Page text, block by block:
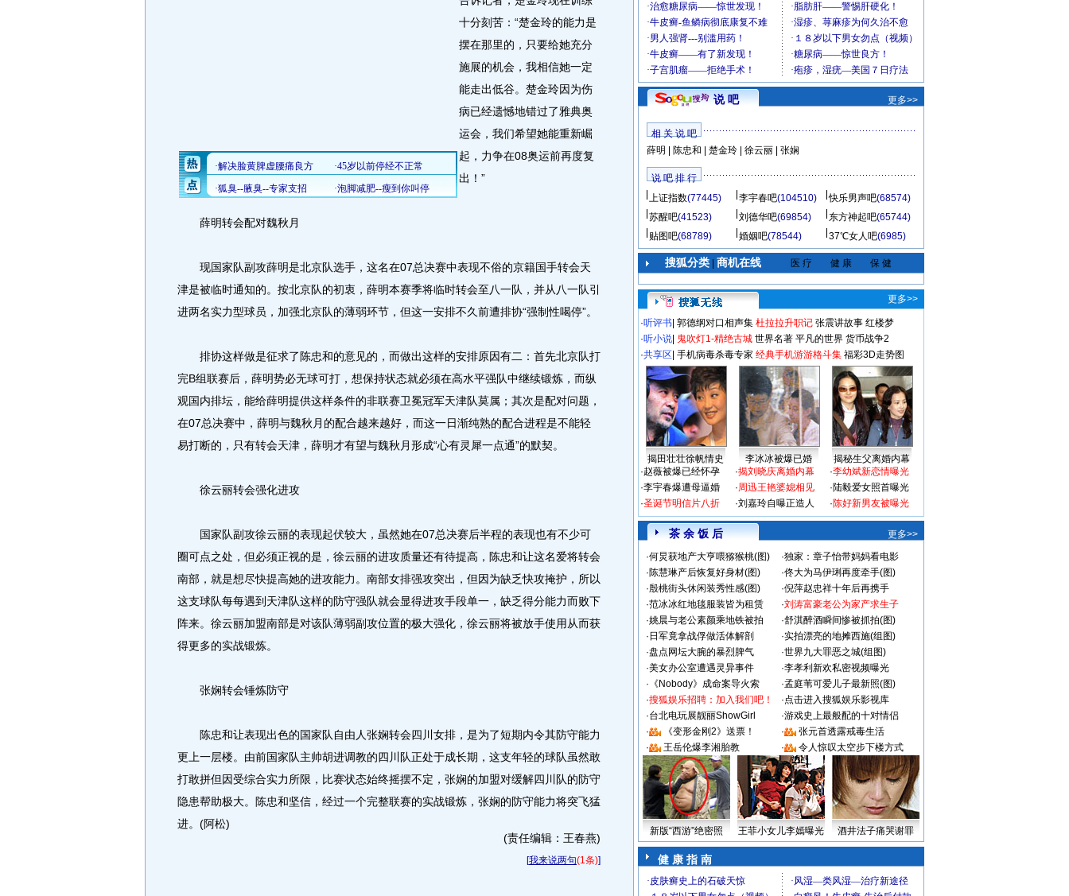
十分刻苦：“楚金玲的能力是
摆在那里的，只要给她充分
施展的机会，我相信她一定
能走出低谷。楚金玲因为伤
病已经遗憾地错过了雅典奥
运会，我们希望她能重新崛
起，力争在08奥运前再度复
出！”
薛明转会配对魏秋月
现国家队副攻薛明是北京队选手，这名在07总决赛中表现不俗的京籍国手转会天
津是被临时通知的。按北京队的初衷，薛明本赛季将临时转会至八一队，并从八一队引
进两名实力型球员，加强北京队的薄弱环节，但这一安排不久前遭排协“强制性喝停”。
排协这样做是征求了陈忠和的意见的，而做出这样的安排原因有二：首先北京队打
完B组联赛后，薛明势必无球可打，想保持状态就必须在高水平强队中继续锻炼，而纵
观国内排坛，能给薛明提供这样条件的非联赛卫冕冠军天津队莫属；其次是配对问题，
在07总决赛中，薛明与魏秋月的配合越来越好，而这一日渐纯熟的配合进程是不能轻
易打断的，只有转会天津，薛明才有望与魏秋月形成“心有灵犀一点通”的默契。
徐云丽转会强化进攻
国家队副攻徐云丽的表现起伏较大，虽然她在07总决赛后半程的表现也有不少可
圈可点之处，但必须正视的是，徐云丽的进攻质量还有待提高，陈忠和让这名爱将转会
南部，就是想尽快提高她的进攻能力。南部女排强攻突出，但因为缺乏快攻掩护，所以
这支球队每每遇到天津队这样的防守强队就会显得进攻手段单一，缺乏得分能力而败下
阵来。徐云丽加盟南部是对该队薄弱副攻位置的极大强化，徐云丽将被放手使用从而获
得更多的实战锻炼。
张娴转会锤炼防守
陈忠和让表现出色的国家队自由人张娴转会四川女排，是为了短期内令其防守能力
更上一层楼。由前国家队主帅胡进调教的四川队正处于成长期，这支年轻的球队虽然敢
打敢拼但因受综合实力所限，比赛状态始终摇摆不定，张娴的加盟对缓解四川队的防守
隐患帮助极大。陈忠和坚信，经过一个完整联赛的实战锻炼，张娴的防守能力将突飞猛
进。(阿松)
(责任编辑：王春燕)
[我来说两句(1条)]
说 吧 更多>>
相 关 说 吧
薛明
陈忠和 楚金玲| 徐云丽| 张娴
说 吧 排 行
上证指数(77445) 李宇春吧(104510) 快乐男声吧(68574)
苏醒吧(41523) 刘德华吧(69854) 东方神起吧(65744)
贴图吧(68789) 婚姻吧(78544) 37℃女人吧(6985)
搜狐分类| 商机在线 医 疗 健 康 保 健
更多>>
·听评书 郭德纲对口相声集 杜拉拉升职记 张震讲故事 红楼梦
·听小说 鬼吹灯1-精绝古城 世界名著 平凡的世界 货币战争2
·共享区 手机病毒杀毒专家 经典手机游游格斗集 福彩3D走势图
揭田壮壮徐帆情史 李冰冰被爆已婚
揭秘生父离婚内幕
·赵薇被爆已经怀孕
·李宇春爆遭母逼婚
·圣诞节明信片八折
·揭刘晓庆离婚内幕
·周迅王艳婆媳相见
·刘嘉玲自曝正造人
·李幼斌新恋情曝光
·陆毅爱女照首曝光
·陈好新男友被曝光
茶 余 饭 后
更多>>
·何炅获地产大亨喂猕猴桃(图) ·独家：章子怡带妈妈看电影
·陈慧琳产后恢复好身材(图) ·佟大为马伊琍再度牵手(图)
·殷桃街头休闲装秀性感(图) ·倪萍赵忠祥十年后再携手
·范冰冰红地毯服装皆为租赁 ·刘涛富豪老公为家产求生子
·姚晨与老公素颜乘地铁被拍 ·舒淇醉酒瞬间惨被抓拍(图)
· 日军竟拿战俘做活体解剖 ·实拍漂亮的地摊西施(组图)
·盘点网坛大腕的暴烈脾气 ·世界九大罪恶之城(组图)
·美女办公室遭遇灵异事件 ·李孝利新欢私密视频曝光
· 《Nobody》成命案导火索 ·孟庭苇可爱儿子最新照(图)
·搜狐娱乐招聘：加入我们吧！ ·点击进入搜狐娱乐影视库
·台北电玩展靓丽ShowGirl ·游戏史上最般配的十对情侣
·
《变形金刚2》送票！ ·
张元首透露戒毒生活
·
王岳伦爆李湘胎教 · 令人惊叹太空步下楼方式
新版“西游”绝密照 王菲小女儿李嫣曝光 酒井法子痛哭谢罪
健 康 指 南